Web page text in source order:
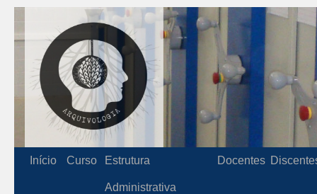
Início Curso Estrutura
Administrativa
Docentes